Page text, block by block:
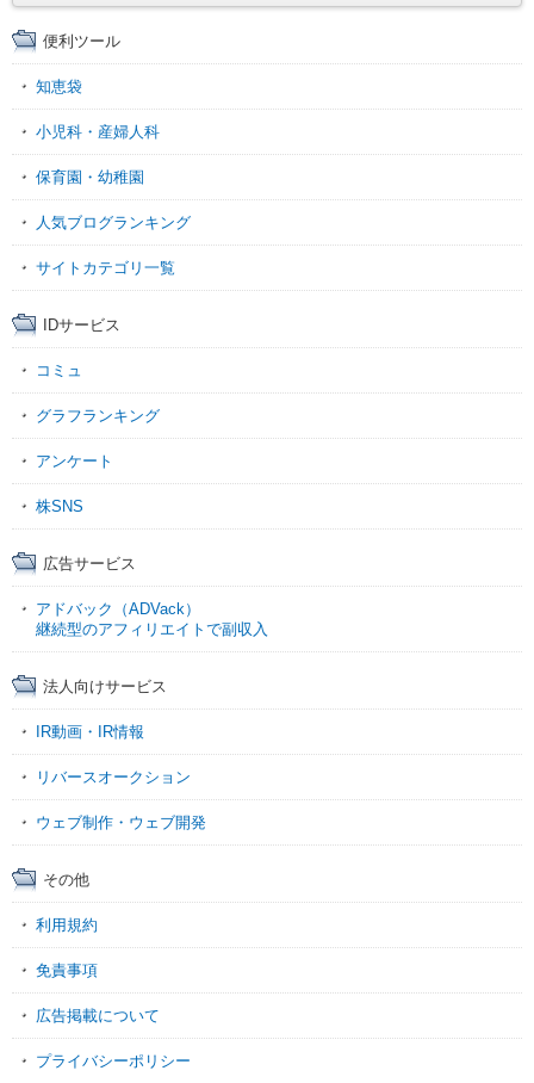
便利ツール
知恵袋
小児科・産婦人科
保育園・幼稚園
人気ブログランキング
サイトカテゴリ一覧
IDサービス
コミュ
グラフランキング
アンケート
株SNS
広告サービス
アドバック（ADVack）
継続型のアフィリエイトで副収入
法人向けサービス
IR動画・IR情報
リバースオークション
ウェブ制作・ウェブ開発
その他
利用規約
免責事項
広告掲載について
プライバシーポリシー